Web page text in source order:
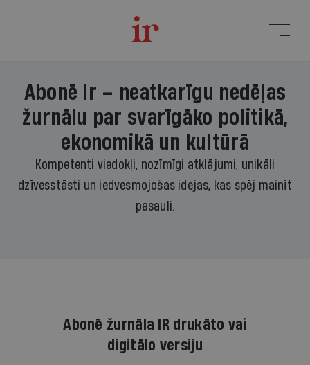
Abonē Ir – neatkarīgu nedēļas
žurnālu par svarīgāko politikā,
ekonomikā un kultūrā
Kompetenti viedokļi, nozīmīgi atklājumi, unikāli
dzīvesstāsti un iedvesmojošas idejas, kas spēj mainīt
pasauli.
Abonē žurnāla IR drukāto vai
digitālo versiju